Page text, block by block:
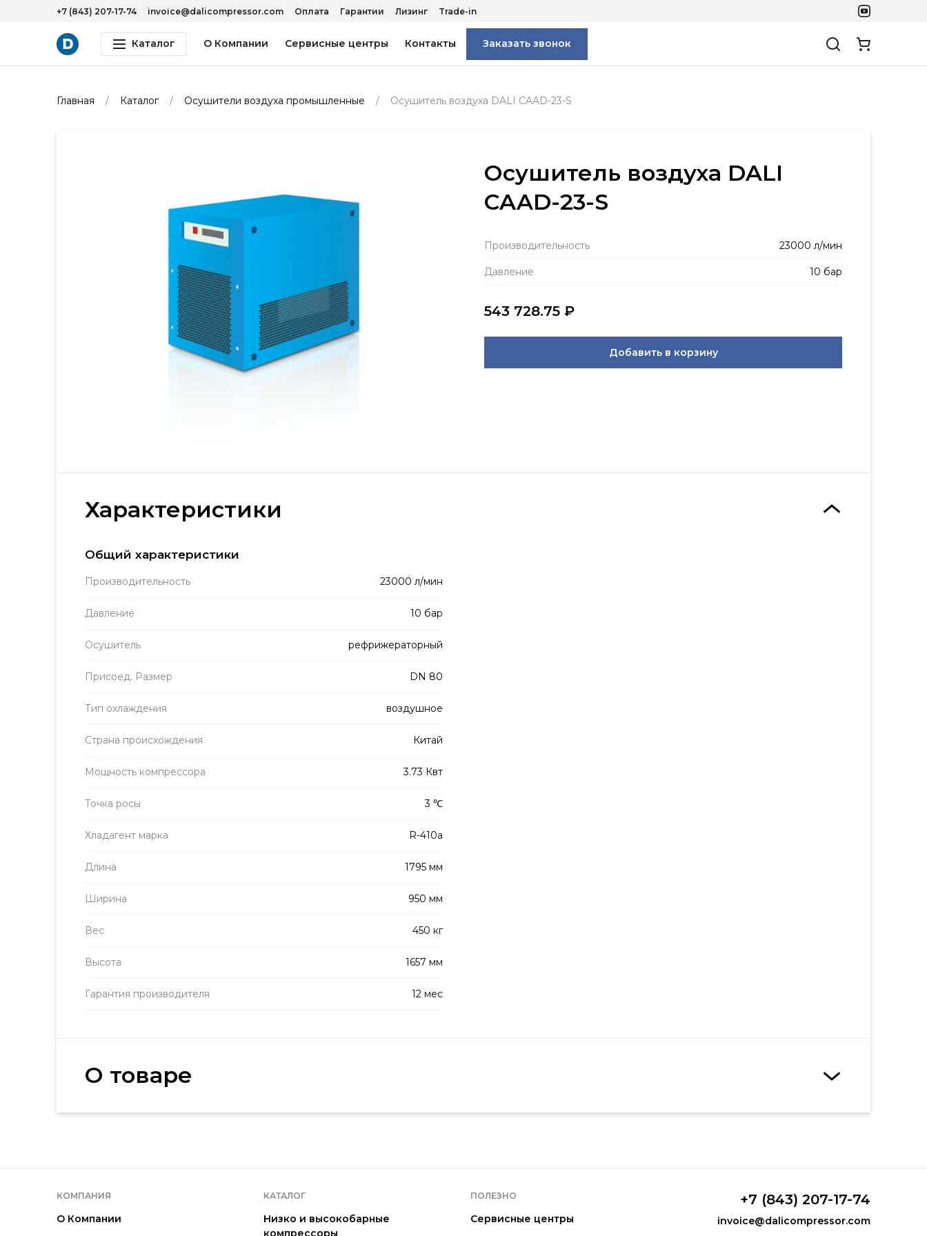
+7 (843) 207-17-74 invoice@dalicompressor.com Оплата Гарантии Лизинг Trade-in
Каталог О Компании Сервисные центры Контакты Заказать звонок
Главная Каталог Осушители воздуха промышленные Осушитель воздуха DALI CAAD-23-S
Осушитель воздуха DALI
CAAD-23-S
Производитель­ность 23000 л/мин
Давление 10 бар
543 728.75 ₽
Добавить в корзину
Характеристики
Общий характеристики
Производитель­ность 23000 л/мин
Давление 10 бар
Осушитель рефрижераторный
Присоед. Размер DN 80
Тип охлаждения воздушное
Страна происхождения Китай
Мощность компрессора 3.73 Квт
Точка росы 3 ℃
Хладагент марка R-410a
Длина 1795 мм
Ширина 950 мм
Вес 450 кг
Высота 1657 мм
Гарантия производителя 12 мес
О товаре
КОМПАНИЯ
О Компании
КАТАЛОГ
Низко и высокобарные
компрессоры
ПОЛЕЗНО
Сервисные центры
+7 (843) 207-17-74
invoice@dalicompressor.com